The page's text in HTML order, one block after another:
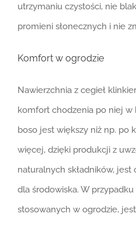
utrzymaniu czystości, nie
promieni słonecznych i nie
Komfort w ogrodzie
Nawierzchnia z cegieł
komfort chodzenia po niej w
boso jest większy niż np. po
więcej, dzięki produkcji z
naturalnych składników, jest
dla środowiska. W
stosowanych w ogrodzie,